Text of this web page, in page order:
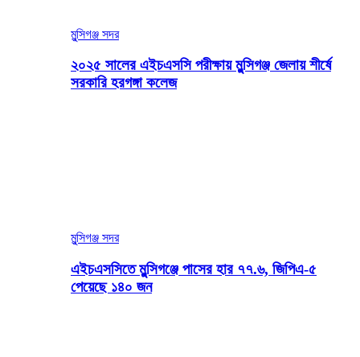
মুন্সিগঞ্জ সদর
২০২৫ সালের এইচএসসি পরীক্ষায় মুন্সিগঞ্জ জেলায় শীর্ষে
সরকারি হরগঙ্গা কলেজ
মুন্সিগঞ্জ সদর
এইচএসসিতে মুন্সিগঞ্জে পাসের হার ৭৭.৬, জিপিএ-৫
পেয়েছে ১৪০ জন